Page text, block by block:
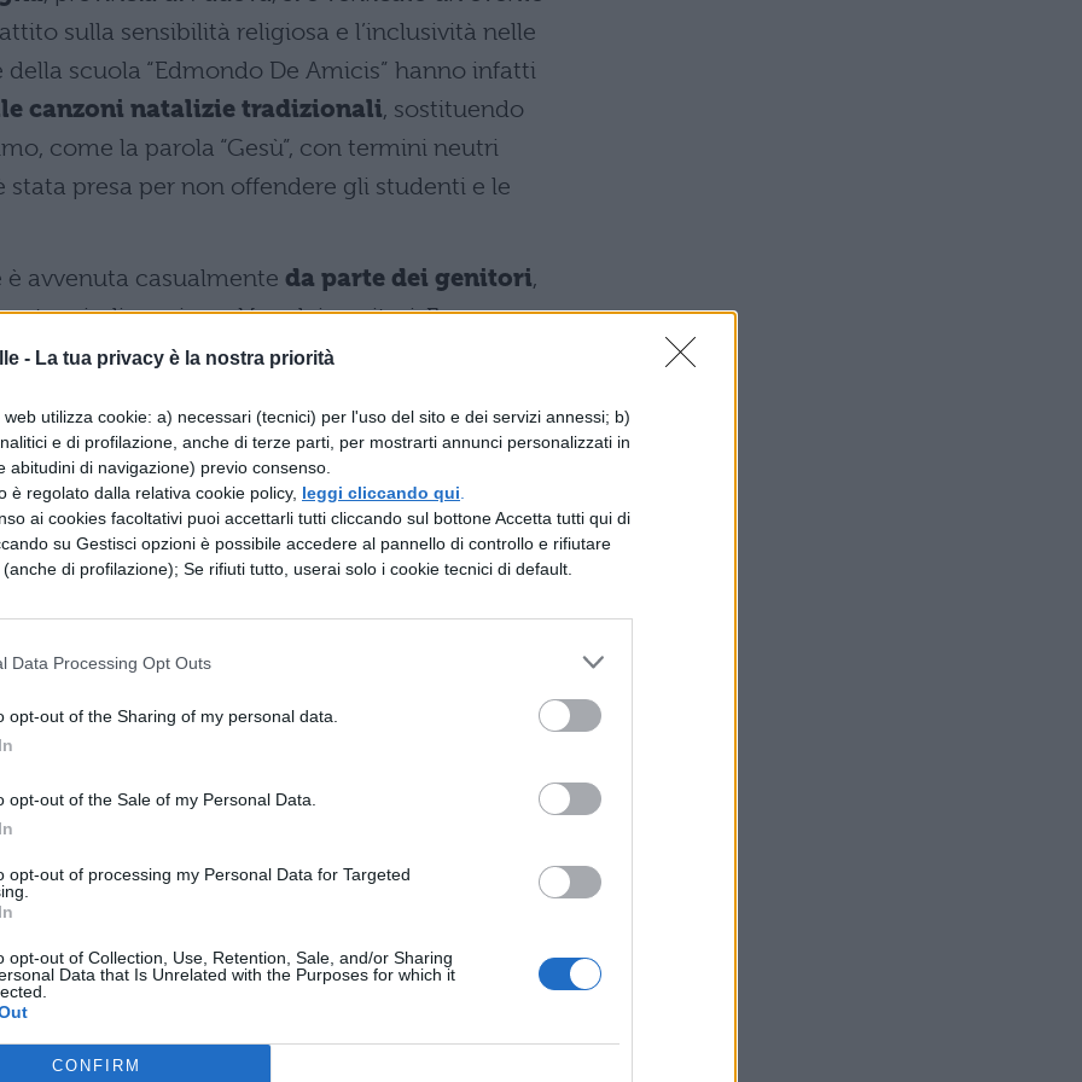
- La tua privacy è la nostra priorità
utilizza cookie: a) necessari (tecnici) per l'uso del sito e dei servizi annessi; b)
e di profilazione, anche di terze parti, per mostrarti annunci personalizzati in
abitudini di navigazione) previo consenso.
è regolato dalla relativa cookie policy, leggi cliccando qui
ai cookies facoltativi puoi accettarli tutti cliccando sul bottone Accetta tutti qui di
su Gestisci opzioni è possibile accedere al pannello di controllo e rifiutare
di profilazione); Se rifiuti tutto, userai solo i cookie tecnici di default.
Data Processing Opt Outs
opt-out of the Sharing of my personal data.
opt-out of the Sale of my Personal Data.
opt-out of processing my Personal Data for Targeted
opt-out of Collection, Use, Retention, Sale, and/or Sharing
Data that Is Unrelated with the Purposes for which it
CONFIRM
sulla sensibilità religiosa e l’inclusività nelle
scuola “Edmondo De Amicis” hanno infatti
canzoni natalizie tradizionali, sostituendo
come la parola “Gesù”, con termini neutri
stata presa per non offendere gli studenti e le
avvenuta casualmente da parte dei genitori,
e indignazione. Uno dei genitori, Francesco,
modificati quando sua moglie gli ha mostrato
dei genitori è stata di incredulità e rabbia,
fossero stati fatti senza informarli.
Gianluca Pivae ilparroco don Fabio Bettin
ha promesso di indagare personalmente sulle
di musica della scuola,Josè Angel Ramìrez
le versioni non modificate delle canzoni,
anche lui dall’iniziativa della scuola. La
di gruppo tra i genitori, dove è emerso che
prima di interrogare i propri figli. La
con alcuni genitori che hanno deciso di non
natalizia in segno di protesta.
la complessità e la delicatezza
scuole, nonché l’importanza di mantenere una
e famiglie.